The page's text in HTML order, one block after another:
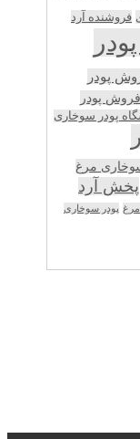
فروشنده آرد
پودر
فروش پودر
پودر سوخاری
مرغ
پخش آرد
پودر سوخاری